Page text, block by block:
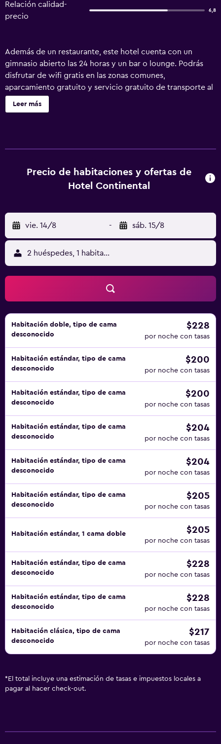
Relación calidad-
precio
6,8
Además de un restaurante, este hotel cuenta con un
gimnasio abierto las 24 horas y un bar o lounge. Podrás
disfrutar de wifi gratis en las zonas comunes,
aparcamiento gratuito y servicio gratuito de transporte al
aeropuerto. También encontrarás un bar-cafetería, una
terraza en la azotea y un centro de negocios disponible las
comedor independiente. Se ofrece una televisión de
plasma con canales por satélite de suscripción y películas
También disponen de albornoces, artículos de higiene
personal gratuitos y secador de pelo. Los huéspedes
pueden navegar por la web gracias a nuestro acceso a
Internet wifi gratis. Los servicios para las personas de
negocios incluyen escritorio y teléfono. Se ofrece servicio
de limpieza todos los días. Los servicios de ocio y
esparcimiento en este hotel incluyen gimnasio abierto las
24 horas.
Leer más
Precio de habitaciones y ofertas de
Hotel Continental
vie. 14/8 - sáb. 15/8
2 huéspedes, 1 habitación
Habitación doble, tipo de cama
desconocido
$228
por noche con tasas
Habitación estándar, tipo de cama
desconocido
$200
por noche con tasas
Habitación estándar, tipo de cama
desconocido
$200
por noche con tasas
Habitación estándar, tipo de cama
desconocido
$204
por noche con tasas
Habitación estándar, tipo de cama
desconocido
$204
por noche con tasas
Habitación estándar, tipo de cama
desconocido
$205
por noche con tasas
Habitación estándar, 1 cama doble $205
por noche con tasas
Habitación estándar, tipo de cama
desconocido
$228
por noche con tasas
Habitación estándar, tipo de cama
desconocido
$228
por noche con tasas
Habitación clásica, tipo de cama
desconocido
$217
por noche con tasas
* El total incluye una estimación de tasas e impuestos locales a
pagar al hacer check-out.